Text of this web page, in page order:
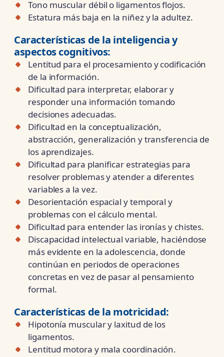
Tono muscular débil o ligamentos flojos.
Estatura más baja en la niñez y la adultez.
Características de la inteligencia y
aspectos cognitivos:
Lentitud para el procesamiento y codificación
de la información.
Dificultad para interpretar, elaborar y
responder una información tomando
decisiones adecuadas.
Dificultad en la conceptualización,
abstracción, generalización y transferencia de
los aprendizajes.
Dificultad para planificar estrategias para
resolver problemas y atender a diferentes
variables a la vez.
Desorientación espacial y temporal y
problemas con el cálculo mental.
Dificultad para entender las ironías y chistes.
Discapacidad intelectual variable, haciéndose
más evidente en la adolescencia, donde
continúan en periodos de operaciones
concretas en vez de pasar al pensamiento
formal.
Características de la motricidad:
Hipotonía muscular y laxitud de los
ligamentos.
Lentitud motora y mala coordinación.